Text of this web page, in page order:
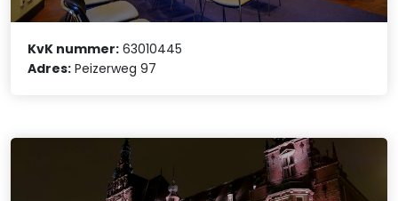
KvK nummer: 63010445
Adres: Peizerweg 97